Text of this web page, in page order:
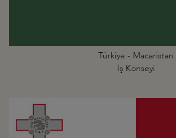
Türkiye - Macaristan
İş Konseyi